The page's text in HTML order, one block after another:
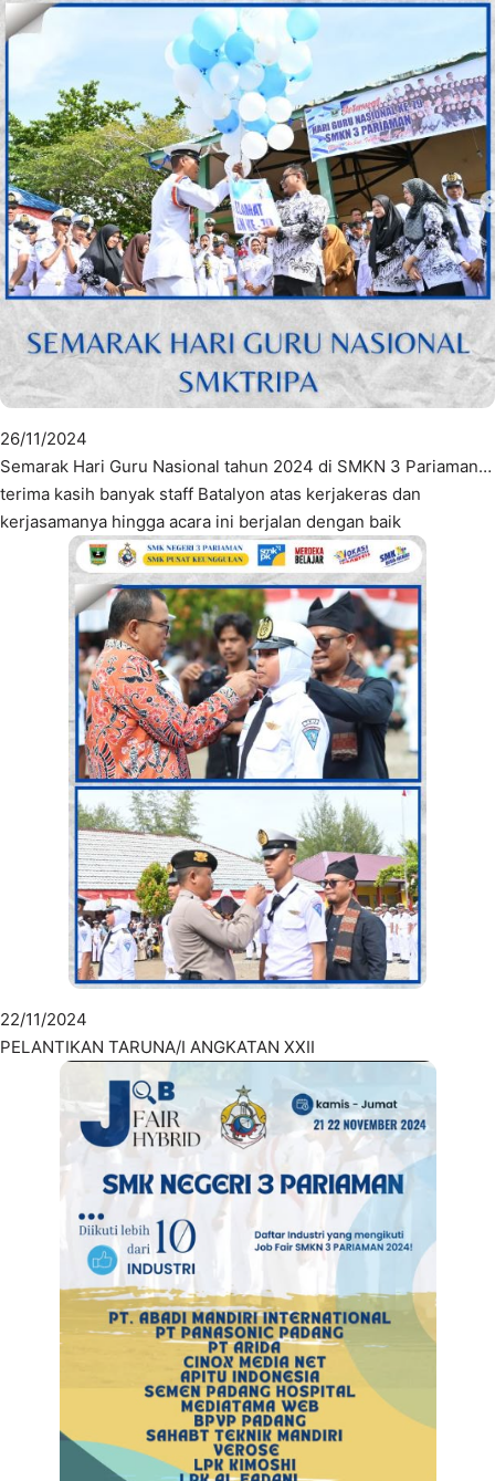
26/11/2024
Semarak Hari Guru Nasional tahun 2024 di SMKN 3 Pariaman…
terima kasih banyak staff Batalyon atas kerjakeras dan
kerjasamanya hingga acara ini berjalan dengan baik
22/11/2024
PELANTIKAN TARUNA/I ANGKATAN XXII